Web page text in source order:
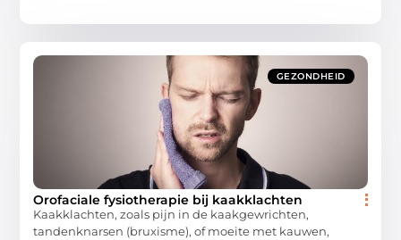
GEZONDHEID
Orofaciale fysiotherapie bij kaakklachten
Kaakklachten, zoals pijn in de kaakgewrichten,
tandenknarsen (bruxisme), of moeite met kauwen,